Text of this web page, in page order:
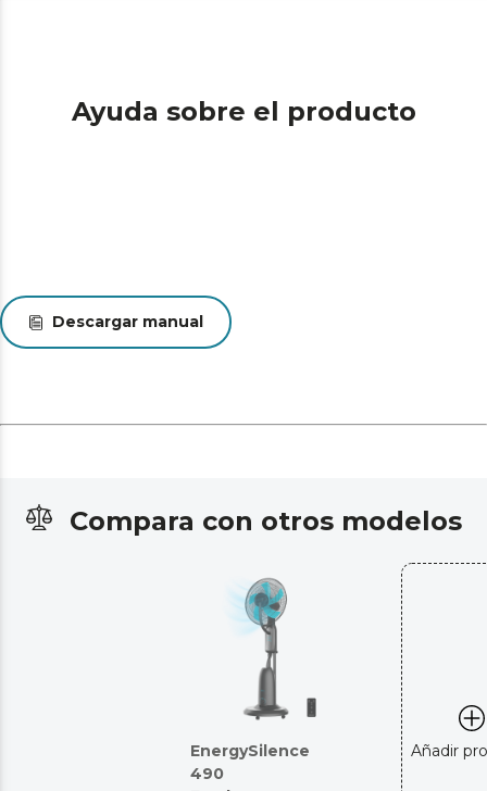
Ayuda sobre el producto
Descargar manual
Compara con otros modelos
EnergySilence
490
Añadir